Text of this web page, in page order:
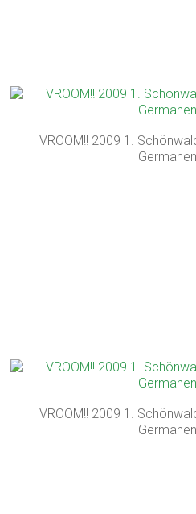
VROOM!! 2009 1.
VROOM!! 2009 1.